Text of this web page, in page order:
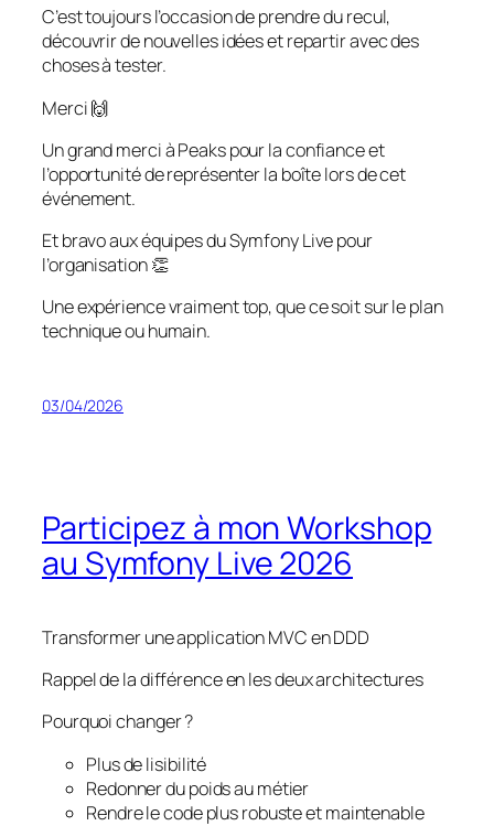
C’est toujours l’occasion de prendre du recul,
découvrir de nouvelles idées et repartir avec des
choses à tester.
Merci 🙌
Un grand merci à Peaks pour la confiance et
l’opportunité de représenter la boîte lors de cet
événement.
Et bravo aux équipes du Symfony Live pour
l’organisation 👏
Une expérience vraiment top, que ce soit sur le plan
technique ou humain.
03/04/2026
Participez à mon Workshop
au Symfony Live 2026
Transformer une application MVC en DDD
Rappel de la différence en les deux architectures
Pourquoi changer ?
Plus de lisibilité
Redonner du poids au métier
Rendre le code plus robuste et maintenable